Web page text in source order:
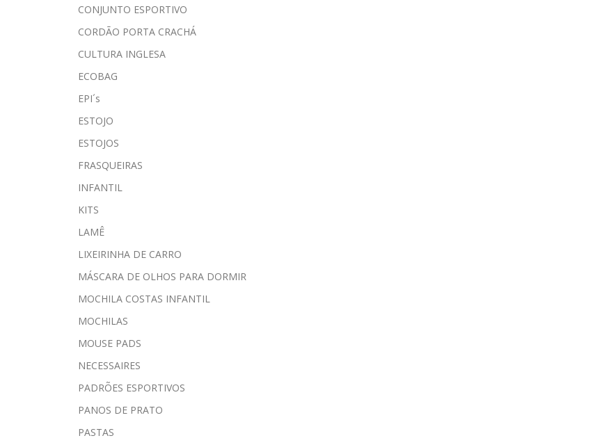
CONJUNTO ESPORTIVO
CORDÃO PORTA CRACHÁ
CULTURA INGLESA
ECOBAG
EPI´s
ESTOJO
ESTOJOS
FRASQUEIRAS
INFANTIL
KITS
LAMÊ
LIXEIRINHA DE CARRO
MÁSCARA DE OLHOS PARA DORMIR
MOCHILA COSTAS INFANTIL
MOCHILAS
MOUSE PADS
NECESSAIRES
PADRÕES ESPORTIVOS
PANOS DE PRATO
PASTAS